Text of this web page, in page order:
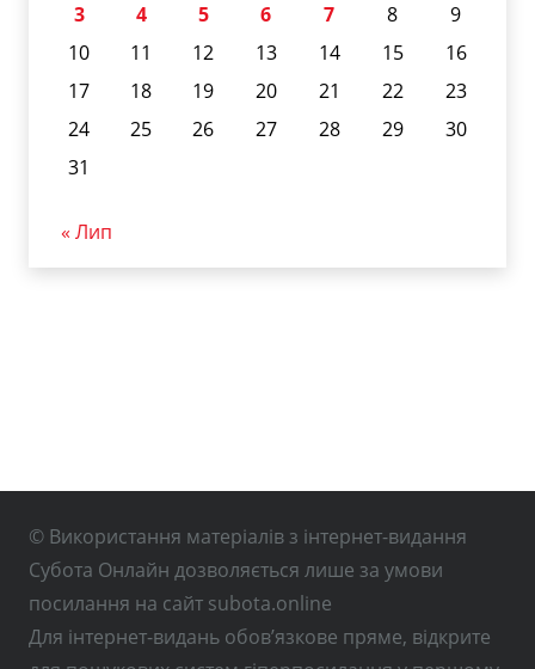
3
4 5 6 7 8
9
10
11 12 13 14 15
16
17
18 19 20 21 22
23
24
25 26 27 28 29
30
31
« Лип
© Використання матеріалів з інтернет-видання
Субота Онлайн дозволяється лише за умови
посилання на сайт subota.online
Для інтернет-видань обов’язкове пряме, відкрите